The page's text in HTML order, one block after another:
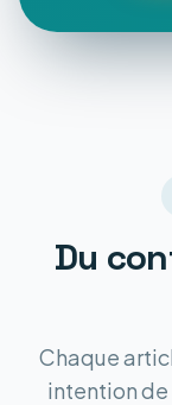
Du
Chaque
intention